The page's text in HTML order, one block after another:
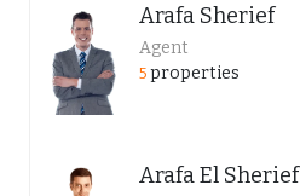
Arafa Sherief
Agent
5 properties
Arafa El Sherief